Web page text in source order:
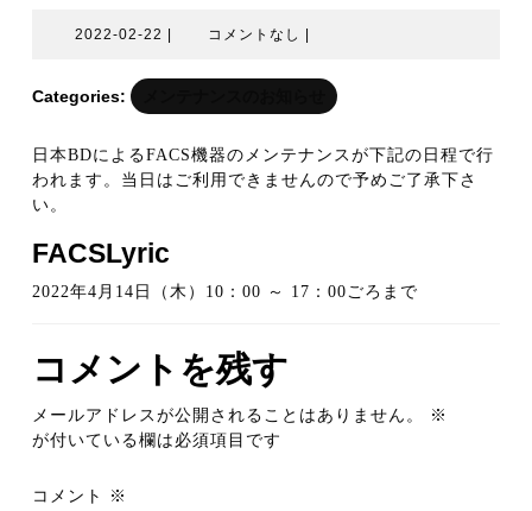
2022-02-22 2022-コメントなし
Categories:
日本BDによるFACS機器のメンテナンスが下記の日程で行
われます。当日はご利用できませんので予めご了承下さ
い。
FACSLyric
2022年4月14日（木）10：00 ～ 17：00ごろまで
コメントを残す
メールアドレスが公開されることはありません。
※
が付いている欄は必須項目です
コメント ※